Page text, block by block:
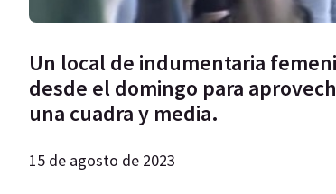
Un local de indumentaria
desde el domingo para
una cuadra y media.
15 de agosto de 2023